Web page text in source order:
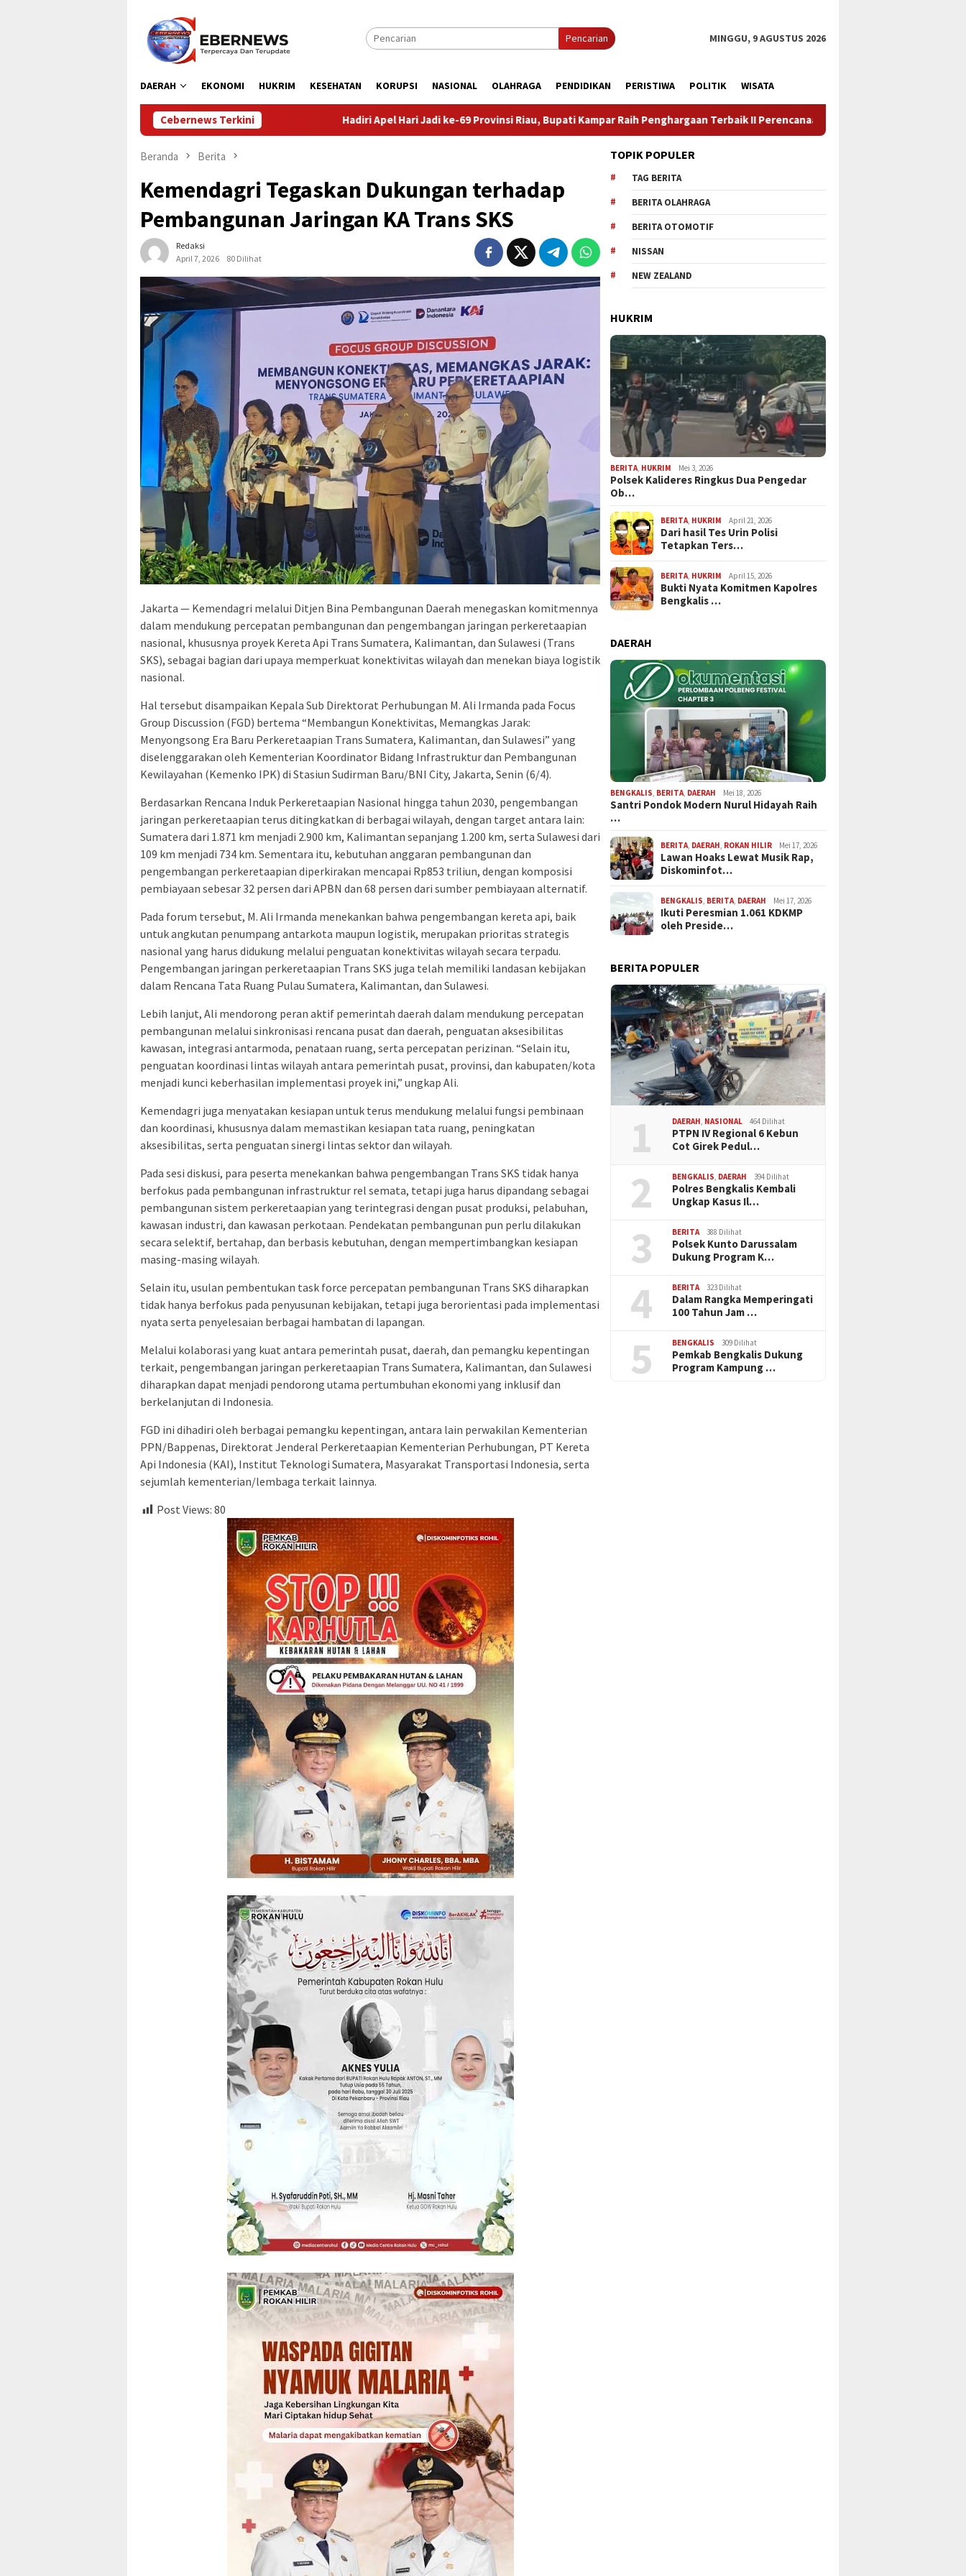
konten
Pencarian MINGGU, 9 AGUSTUS 2026
DAERAH EKONOMI HUKRIM KESEHATAN KORUPSI NASIONAL OLAHRAGA PENDIDIKAN PERISTIWA POLITIK WISATA
Cebernews TerkiniHadiri Apel Hari Jadi ke-69 Provinsi Riau, Bupati Kampar Raih Penghargaan Terbaik II Perencanaan dan Pencapaian Daerah
Beranda Berita
Kemendagri Tegaskan Dukungan terhadap
Pembangunan Jaringan KA Trans SKS
Redaksi
April 7, 2026
80 Dilihat
Jakarta — Kemendagri melalui Ditjen Bina Pembangunan Daerah menegaskan komitmennya
dalam mendukung percepatan pembangunan dan pengembangan jaringan perkeretaapian
nasional, khususnya proyek Kereta Api Trans Sumatera, Kalimantan, dan Sulawesi (Trans
SKS), sebagai bagian dari upaya memperkuat konektivitas wilayah dan menekan biaya logistik
nasional.
Hal tersebut disampaikan Kepala Sub Direktorat Perhubungan M. Ali Irmanda pada Focus
Group Discussion (FGD) bertema “Membangun Konektivitas, Memangkas Jarak:
Menyongsong Era Baru Perkeretaapian Trans Sumatera, Kalimantan, dan Sulawesi” yang
diselenggarakan oleh Kementerian Koordinator Bidang Infrastruktur dan Pembangunan
Kewilayahan (Kemenko IPK) di Stasiun Sudirman Baru/BNI City, Jakarta, Senin (6/4).
Berdasarkan Rencana Induk Perkeretaapian Nasional hingga tahun 2030, pengembangan
jaringan perkeretaapian terus ditingkatkan di berbagai wilayah, dengan target antara lain:
Sumatera dari 1.871 km menjadi 2.900 km, Kalimantan sepanjang 1.200 km, serta Sulawesi dari
109 km menjadi 734 km. Sementara itu, kebutuhan anggaran pembangunan dan
pengembangan perkeretaapian diperkirakan mencapai Rp853 triliun, dengan komposisi
pembiayaan sebesar 32 persen dari APBN dan 68 persen dari sumber pembiayaan alternatif.
Pada forum tersebut, M. Ali Irmanda menekankan bahwa pengembangan kereta api, baik
untuk angkutan penumpang antarkota maupun logistik, merupakan prioritas strategis
nasional yang harus didukung melalui penguatan konektivitas wilayah secara terpadu.
Pengembangan jaringan perkeretaapian Trans SKS juga telah memiliki landasan kebijakan
dalam Rencana Tata Ruang Pulau Sumatera, Kalimantan, dan Sulawesi.
Lebih lanjut, Ali mendorong peran aktif pemerintah daerah dalam mendukung percepatan
pembangunan melalui sinkronisasi rencana pusat dan daerah, penguatan aksesibilitas
kawasan, integrasi antarmoda, penataan ruang, serta percepatan perizinan. “Selain itu,
penguatan koordinasi lintas wilayah antara pemerintah pusat, provinsi, dan kabupaten/kota
menjadi kunci keberhasilan implementasi proyek ini,” ungkap Ali.
Kemendagri juga menyatakan kesiapan untuk terus mendukung melalui fungsi pembinaan
dan koordinasi, khususnya dalam memastikan kesiapan tata ruang, peningkatan
aksesibilitas, serta penguatan sinergi lintas sektor dan wilayah.
Pada sesi diskusi, para peserta menekankan bahwa pengembangan Trans SKS tidak hanya
berfokus pada pembangunan infrastruktur rel semata, tetapi juga harus dipandang sebagai
pembangunan sistem perkeretaapian yang terintegrasi dengan pusat produksi, pelabuhan,
kawasan industri, dan kawasan perkotaan. Pendekatan pembangunan pun perlu dilakukan
secara selektif, bertahap, dan berbasis kebutuhan, dengan mempertimbangkan kesiapan
masing-masing wilayah.
Selain itu, usulan pembentukan task force percepatan pembangunan Trans SKS diharapkan
tidak hanya berfokus pada penyusunan kebijakan, tetapi juga berorientasi pada implementasi
nyata serta penyelesaian berbagai hambatan di lapangan.
Melalui kolaborasi yang kuat antara pemerintah pusat, daerah, dan pemangku kepentingan
terkait, pengembangan jaringan perkeretaapian Trans Sumatera, Kalimantan, dan Sulawesi
diharapkan dapat menjadi pendorong utama pertumbuhan ekonomi yang inklusif dan
berkelanjutan di Indonesia.
FGD ini dihadiri oleh berbagai pemangku kepentingan, antara lain perwakilan Kementerian
PPN/Bappenas, Direktorat Jenderal Perkeretaapian Kementerian Perhubungan, PT Kereta
Api Indonesia (KAI), Institut Teknologi Sumatera, Masyarakat Transportasi Indonesia, serta
sejumlah kementerian/lembaga terkait lainnya.
Post Views: 80
TOPIK POPULER
TAG BERITA
BERITA OLAHRAGA
BERITA OTOMOTIF
NISSAN
NEW ZEALAND
HUKRIM
BERITA HUKRIM Mei 3, 2026
Polsek Kalideres Ringkus Dua Pengedar
Ob…
BERITA HUKRIM April 21, 2026
Dari hasil Tes Urin Polisi
Tetapkan Ters…
BERITA HUKRIM April 15, 2026
Bukti Nyata Komitmen Kapolres
Bengkalis …
DAERAH
BENGKALIS BERITA DAERAH Mei 18, 2026
Santri Pondok Modern Nurul Hidayah Raih
…
BERITA DAERAH ROKAN HILIR Mei 17, 2026
Lawan Hoaks Lewat Musik Rap,
Diskominfot…
BENGKALIS BERITA DAERAH Mei 17, 2026
Ikuti Peresmian 1.061 KDKMP
oleh Preside…
BERITA POPULER
1 DAERAH, NASIONAL 464 Dilihat
PTPN IV Regional 6 Kebun
Cot Girek Pedul…
2 BENGKALIS, DAERAH 394 Dilihat
Polres Bengkalis Kembali
Ungkap Kasus Il…
3 BERITA 388 Dilihat
Polsek Kunto Darussalam
Dukung Program K…
4 BERITA 323 Dilihat
Dalam Rangka Memperingati
100 Tahun Jam …
5 BENGKALIS 309 Dilihat
Pemkab Bengkalis Dukung
Program Kampung …